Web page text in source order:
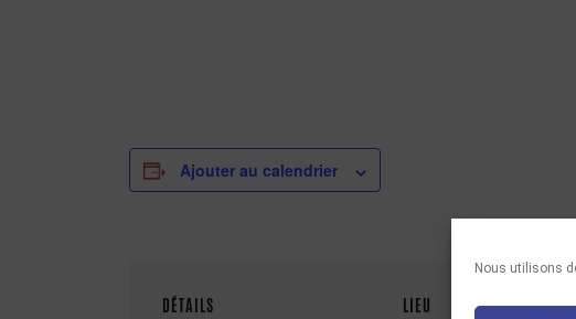
Nous utilisons
Ajouter au calendrier
DÉTAILS
LIEU